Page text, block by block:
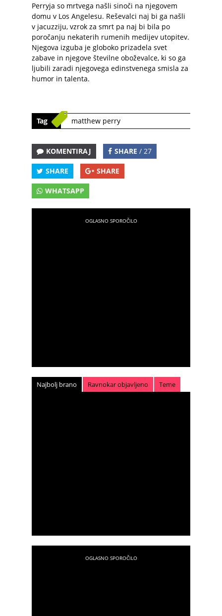
Perryja so mrtvega našli sinoči na njegovem
domu v Los Angelesu. Reševalci naj bi ga našli
v jacuzziju, vzrok za smrt pa naj bi bila po
poročanju nekaterih rumenih medijev utopitev.
Njegova izguba je globoko prizadela svet
zabave in njegove številne oboževalce, ki so ga
ljubili zaradi njegovega edinstvenega smisla za
humor in talenta.
Tag matthew perry
KOMENTIRAJ SHARE / 27
SHARE SHARE
WHATSAPP
Najbolj brano Ravnokar objavljeno Teme